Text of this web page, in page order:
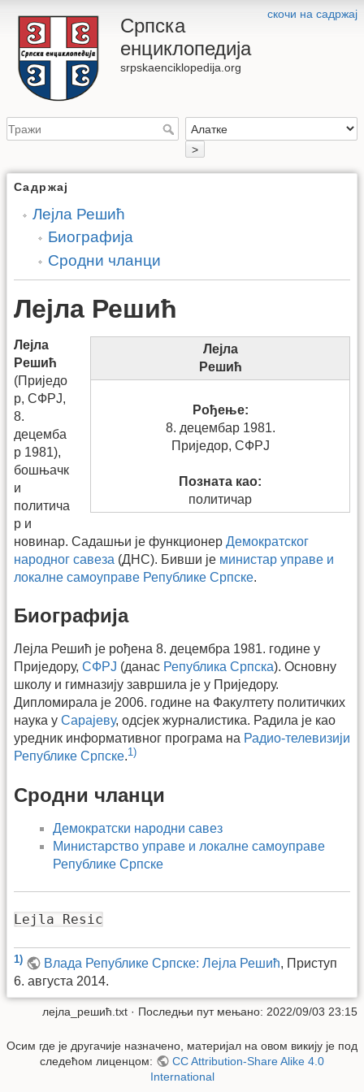
скочи на садржај
Српска
енциклопедија
srpskaenciklopedija.org
>
Садржај
Лејла Решић
Биографија
Сродни чланци
Лејла Решић
Лејла
Решић
Рођење:
8. децембар 1981.
Приједор, СФРЈ
Позната као:
политичар
Лејла
Решић
(Приједо
р, СФРЈ,
8.
децемба
р 1981),
бошњачк
и
политича
р и
новинар. Садашњи је функционер Демократског
народног савеза (ДНС). Бивши је министар управе и
локалне самоуправе Републике Српске.
Биографија
Лејла Решић је рођена 8. децембра 1981. године у
Приједору, СФРЈ (данас Република Српска). Основну
школу и гимназију завршила је у Приједору.
Дипломирала је 2006. године на Факултету политичких
наука у Сарајеву, одсјек журналистика. Радила је као
уредник информативног програма на Радио-телевизији
Републике Српске.1)
Сродни чланци
Демократски народни савез
Министарство управе и локалне самоуправе
Републике Српске
Lejla Resic
1) Влада Републике Српске: Лејла Решић, Приступ
6. августа 2014.
лејла_решић.txt · Последњи пут мењано: 2022/09/03 23:15
Осим где је другачије назначено, материјал на овом викију је под
следећом лиценцом:
CC Attribution-Share Alike 4.0
International